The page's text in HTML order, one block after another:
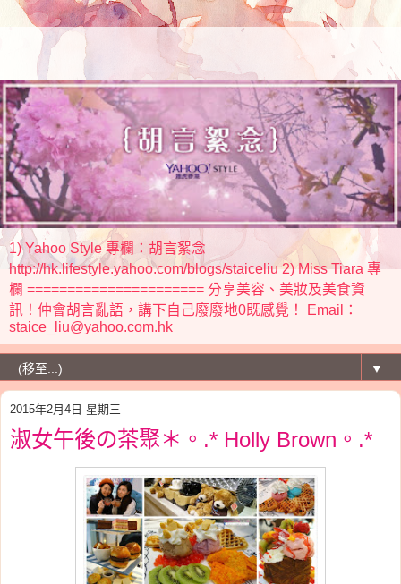
1) Yahoo Style 專欄：胡言絮念
http://hk.lifestyle.yahoo.com/blogs/staiceliu 2) Miss Tiara 專
欄 ====================== 分享美容、美妝及美食資
訊！仲會胡言亂語，講下自己廢廢地0既感覺！ Email：
staice_liu@yahoo.com.hk
▼
2015年2月4日 星期三
淑女午後の茶聚＊。.* Holly Brown。.*